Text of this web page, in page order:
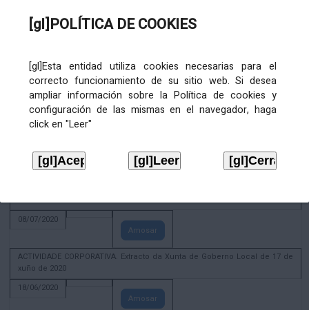
[gl]POLÍTICA DE COOKIES
[gl]Esta entidad utiliza cookies necesarias para el
correcto funcionamiento de su sitio web. Si desea
ampliar información sobre la Política de cookies y
configuración de las mismas en el navegador, haga
click en "Leer"
constitutiva da Xunta de Goberno Local extraordinaria e urxente 21.6.2023
Xunta de Goberno Local extraordinaria e urxente 01.08.2022
02/08/2022
Amosar
ACTIVIDADE CORPORATIVA. Xunta de Goberno Local do 30 de decembro
28/12/2020
Amosar
ACTIVIDADE CORPORATIVA. Extracto do Pleno ordinario de data 2.7.2020
08/07/2020
Amosar
ACTIVIDADE CORPORATIVA. Extracto da Xunta de Goberno Local de 17 de
xuño de 2020
18/06/2020
Amosar